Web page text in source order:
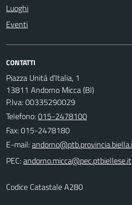
Luoghi
Eventi
CONTATTI
Piazza Unità d'Italia, 1
13811 Andorno Micca (BI)
P.Iva: 00335290029
Telefono:015-2478100
Fax: 015-2478180
E-mail:
PEC:
Codice Catastale A280